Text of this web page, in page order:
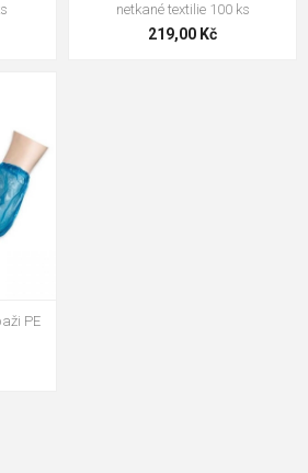
netkané textilie 100 ks
219,00 Kč
PE